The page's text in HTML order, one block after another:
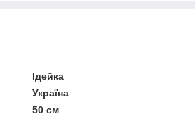
Ідейка
Україна
50 см